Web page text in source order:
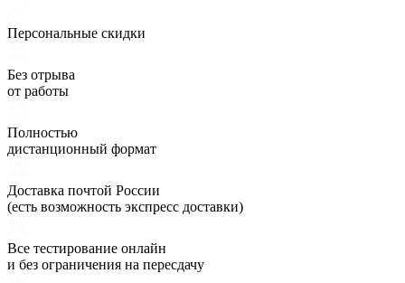
Персональные скидки
Без отрыва
от работы
Полностью
дистанционный формат
Доставка почтой России
(есть возможность экспресс доставки)
Все тестирование онлайн
и без ограничения на пересдачу